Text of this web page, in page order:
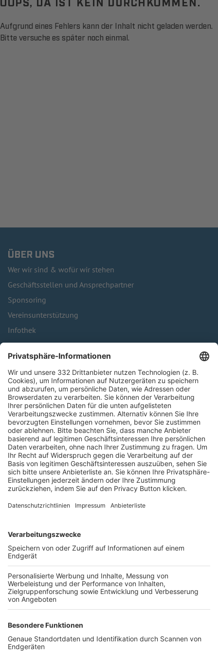
Aufgrund eines Fehlers kann der Inhalt nicht geladen werden.
Bitte versuche es später noch einmal.
ÜBER UNS
Wer wir sind & wofür wir stehen
Geschäftsstellen und Ansprechpartner
Sponsoring
Vereinsunterstützung
Infothek
Kontakt
HÄUFIG BESUCHTE SEITEN
Pässe und Vereinswechsel
Trainerausbildung
Schulungsangebot Vereinsmitarbeiter
BFV-Geschäftsstellen
Trainerbörse
Login SpielPlus
FOLGE DEM BFV
TOP-VEREINE
TOP-PARTNER